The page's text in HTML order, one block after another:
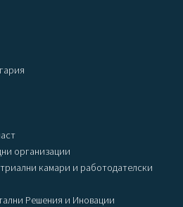
организации
камари и работодателски
Решения и Иновации